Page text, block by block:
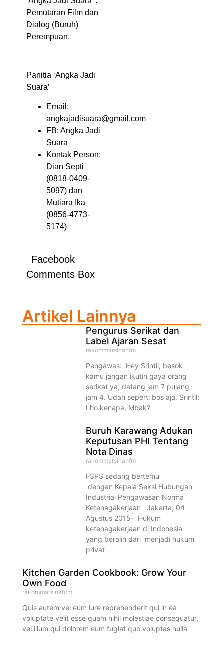
Pemutaran Film dan
Dialog (Buruh)
Perempuan.
Panitia ‘Angka Jadi
Suara’
Email:
angkajadisuara@gmail.com
FB: Angka Jadi
Suara
Kontak Person:
Dian Septi
(0818-0409-
5097) dan
Mutiara Ika
(0856-4773-
5174)
Facebook
Comments Box
Artikel Lainnya
Pengurus Serikat dan
Label Ajaran Sesat
rakommarsinahfm
Pengawas: Hey Srintil, besok
kamu jangan ikutin gaya orang
serikat ya, datang jam 7 pulang
jam 4. Udah seperti bos aja. Srintil:
Lho kenapa, Mbak?
Buruh Karawang Adukan
Keputusan PHI Tentang
Nota Dinas
rakommarsinahfm
FSPS sedang bertemu
dengan Kepala Seksi Hubungan
Industrial Pengawasan Norma
Ketenagakerjaan Jakarta, 04
Agustus 2015- Hukum
ketenagakerjaan di Indonesia
yang beralih dari menjadi hukum
privat
Kitchen Garden Cookbook: Grow Your
Own Food
rakommarsinahfm
Quis autem vel eum iure reprehenderit qui in ea
voluptate velit esse quam nihil molestiae consequatur,
vel illum qui dolorem eum fugiat quo voluptas nulla